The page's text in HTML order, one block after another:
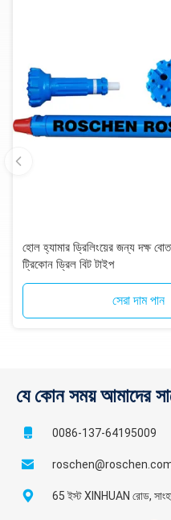
হোল হ্যামার ড্রিলিংয়ের জন্য দক্ষ
ট্রিকোন ড্রিল বিট টাইপ
সেরা দাম পান
যে কোন সময় আমাদের
0086-137-64195009
65 ইস্ট XINHUAN রোড,